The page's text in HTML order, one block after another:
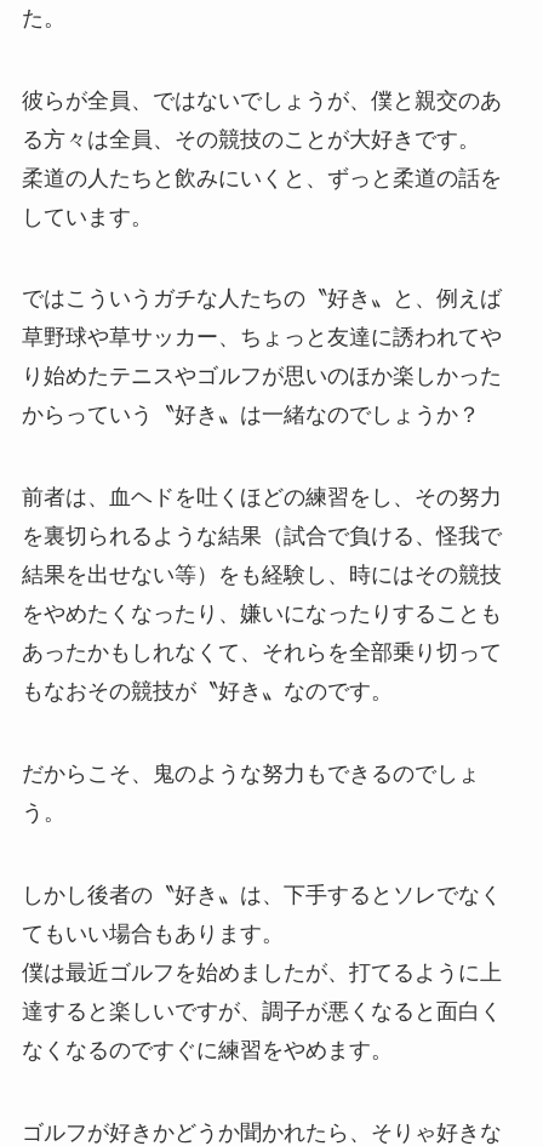
た。
彼らが全員、ではないでしょうが、僕と親交のあ
る方々は全員、その競技のことが大好きです。
柔道の人たちと飲みにいくと、ずっと柔道の話を
しています。
ではこういうガチな人たちの〝好き〟と、例えば
草野球や草サッカー、ちょっと友達に誘われてや
り始めたテニスやゴルフが思いのほか楽しかった
からっていう〝好き〟は一緒なのでしょうか？
前者は、血ヘドを吐くほどの練習をし、その努力
を裏切られるような結果（試合で負ける、怪我で
結果を出せない等）をも経験し、時にはその競技
をやめたくなったり、嫌いになったりすることも
あったかもしれなくて、それらを全部乗り切って
もなおその競技が〝好き〟なのです。
だからこそ、鬼のような努力もできるのでしょ
う。
しかし後者の〝好き〟は、下手するとソレでなく
てもいい場合もあります。
僕は最近ゴルフを始めましたが、打てるように上
達すると楽しいですが、調子が悪くなると面白く
なくなるのですぐに練習をやめます。
ゴルフが好きかどうか聞かれたら、そりゃ好きな